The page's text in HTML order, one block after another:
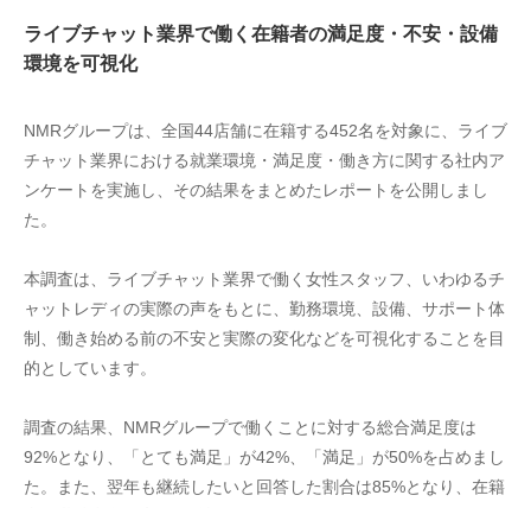
ライブチャット業界で働く在籍者の満足度・不安・設備
環境を可視化
NMRグループは、全国44店舗に在籍する452名を対象に、ライブ
チャット業界における就業環境・満足度・働き方に関する社内ア
ンケートを実施し、その結果をまとめたレポートを公開しまし
た。
本調査は、ライブチャット業界で働く女性スタッフ、いわゆるチ
ャットレディの実際の声をもとに、勤務環境、設備、サポート体
制、働き始める前の不安と実際の変化などを可視化することを目
的としています。
調査の結果、NMRグループで働くことに対する総合満足度は
92%となり、「とても満足」が42%、「満足」が50%を占めまし
た。また、翌年も継続したいと回答した割合は85%となり、在籍